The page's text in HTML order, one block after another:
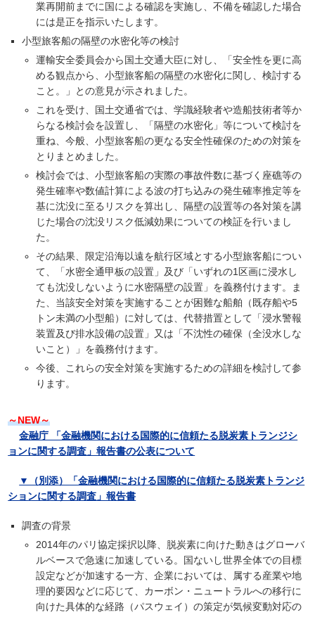
業再開前までに国による確認を実施し、不備を確認した場合
には是正を指示いたします。
小型旅客船の隔壁の水密化等の検討
運輸安全委員会から国土交通大臣に対し、「安全性を更に高
める観点から、小型旅客船の隔壁の水密化に関し、検討する
こと。」との意見が示されました。
これを受け、国土交通省では、学識経験者や造船技術者等か
らなる検討会を設置し、「隔壁の水密化」等について検討を
重ね、今般、小型旅客船の更なる安全性確保のための対策を
とりまとめました。
検討会では、小型旅客船の実際の事故件数に基づく座礁等の
発生確率や数値計算による波の打ち込みの発生確率推定等を
基に沈没に至るリスクを算出し、隔壁の設置等の各対策を講
じた場合の沈没リスク低減効果についての検証を行いまし
た。
その結果、限定沿海以遠を航行区域とする小型旅客船につい
て、「水密全通甲板の設置」及び「いずれの1区画に浸水し
ても沈没しないように水密隔壁の設置」を義務付けます。ま
た、当該安全対策を実施することが困難な船舶（既存船や5
トン未満の小型船）に対しては、代替措置として「浸水警報
装置及び排水設備の設置」又は「不沈性の確保（全没水しな
いこと）」を義務付けます。
今後、これらの安全対策を実施するための詳細を検討して参
ります。
～NEW～
金融庁 「金融機関における国際的に信頼たる脱炭素トランジシ
ョンに関する調査」報告書の公表について
▼（別添）「金融機関における国際的に信頼たる脱炭素トランジ
ションに関する調査」報告書
調査の背景
2014年のパリ協定採択以降、脱炭素に向けた動きはグローバ
ルベースで急速に加速している。国ないし世界全体での目標
設定などが加速する一方、企業においては、属する産業や地
理的要因などに応じて、カーボン・ニュートラルへの移行に
向けた具体的な経路（パスウェイ）の策定が気候変動対応の